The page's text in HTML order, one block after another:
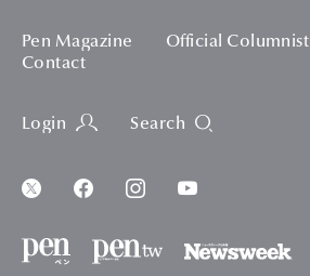
Pen Magazine Official Columnist
Contact
Login Search